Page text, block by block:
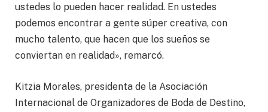
ustedes lo pueden hacer realidad. En ustedes
podemos encontrar a gente súper creativa, con
mucho talento, que hacen que los sueños se
conviertan en realidad», remarcó.
Kitzia Morales, presidenta de la Asociación
Internacional de Organizadores de Boda de Destino,